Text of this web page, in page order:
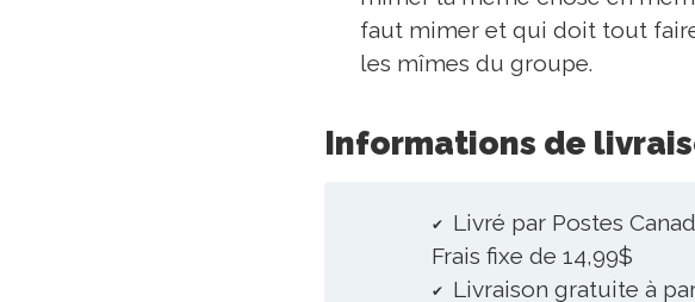
faut mimer et qui doit tout
les mîmes du groupe.
Informations de
Livré par Postes
Frais fixe de 14,99$
Livraison gratuite à